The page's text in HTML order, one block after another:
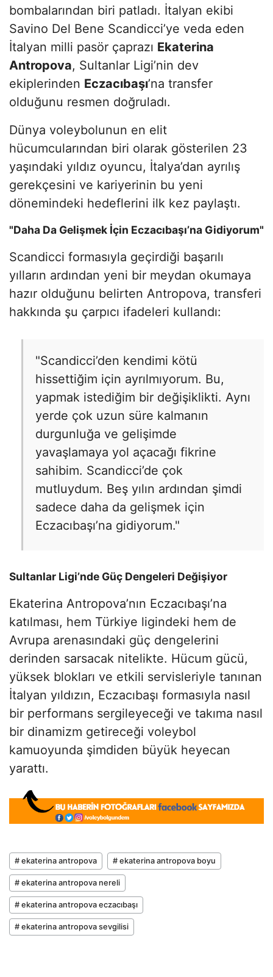
bombalarından biri patladı. İtalyan ekibi
Savino Del Bene Scandicci’ye veda eden
İtalyan milli pasör çaprazı Ekaterina
Antropova, Sultanlar Ligi’nin dev
ekiplerinden Eczacıbaşı’na transfer
olduğunu resmen doğruladı.
Dünya voleybolunun en elit
hücumcularından biri olarak gösterilen 23
yaşındaki yıldız oyuncu, İtalya’dan ayrılış
gerekçesini ve kariyerinin bu yeni
dönemindeki hedeflerini ilk kez paylaştı.
"Daha Da Gelişmek İçin Eczacıbaşı’na Gidiyorum"
Scandicci formasıyla geçirdiği başarılı
yılların ardından yeni bir meydan okumaya
hazır olduğunu belirten Antropova, transferi
hakkında şu çarpıcı ifadeleri kullandı:
"Scandicci’den kendimi kötü
hissettiğim için ayrılmıyorum. Bu,
yapmak istediğim bir değişiklikti. Aynı
yerde çok uzun süre kalmanın
durgunluğa ve gelişimde
yavaşlamaya yol açacağı fikrine
sahibim. Scandicci’de çok
mutluydum. Beş yılın ardından şimdi
sadece daha da gelişmek için
Eczacıbaşı’na gidiyorum."
Sultanlar Ligi’nde Güç Dengeleri Değişiyor
Ekaterina Antropova’nın Eczacıbaşı’na
katılması, hem Türkiye ligindeki hem de
Avrupa arenasındaki güç dengelerini
derinden sarsacak nitelikte. Hücum gücü,
yüksek blokları ve etkili servisleriyle tanınan
İtalyan yıldızın, Eczacıbaşı formasıyla nasıl
bir performans sergileyeceği ve takıma nasıl
bir dinamizm getireceği voleybol
kamuoyunda şimdiden büyük heyecan
yarattı.
# ekaterina antropova # ekaterina antropova boyu
# ekaterina antropova nereli
# ekaterina antropova eczacıbaşı
# ekaterina antropova sevgilisi